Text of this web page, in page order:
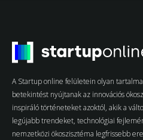
A Startup online felületein olyan
betekintést nyújtanak az innovációs
inspiráló történeteket azoktól, akik a
legújabb trendeket, technológiai
nemzetközi ökoszisztéma legfrissebb